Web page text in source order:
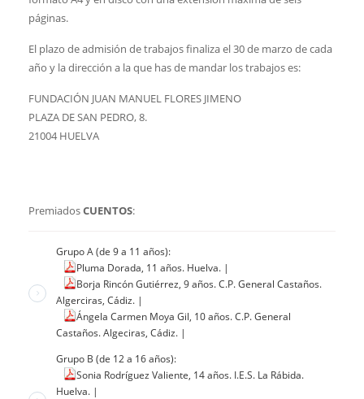
páginas.
El plazo de admisión de trabajos finaliza el 30 de marzo de cada
año y la dirección a la que has de mandar los trabajos es:
FUNDACIÓN JUAN MANUEL FLORES JIMENO
PLAZA DE SAN PEDRO, 8.
21004 HUELVA
PremiadosCUENTOS:
Grupo A (de 9 a 11 años):
Pluma Dorada, 11 años. Huelva. |
Borja Rincón Gutiérrez, 9 años. C.P. General Castaños.
Algerciras, Cádiz. |
Ángela Carmen Moya Gil, 10 años. C.P. General
Castaños. Algeciras, Cádiz. |
Grupo B (de 12 a 16 años):
Sonia Rodríguez Valiente, 14 años. I.E.S. La Rábida.
Huelva. |